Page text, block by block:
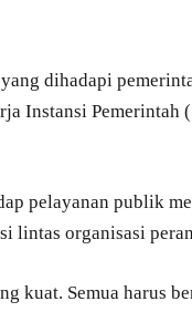
dihadapi
Instansi Pemerintah
pelayanan publik
lintas organisasi
kuat. Semua harus